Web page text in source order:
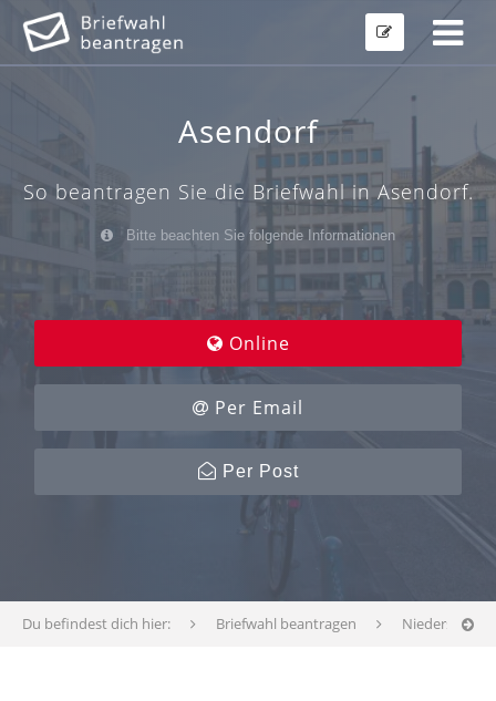
Asendorf
So beantragen Sie die Briefwahl in Asendorf.
Bitte beachten Sie folgende Informationen
Online
Per Email
Per Post
Du befindest dich hier: Briefwahl beantragen